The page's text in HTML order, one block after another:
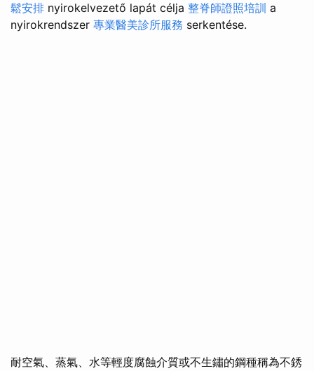
鬆安排 nyirokelvezető lapát célja 整脊師證照培訓 a
nyirokrendszer 專業醫美診所服務 serkentése.
耐空氣、蒸氣、水等輕度腐蝕介質或不生鏽的鋼種稱為不銹